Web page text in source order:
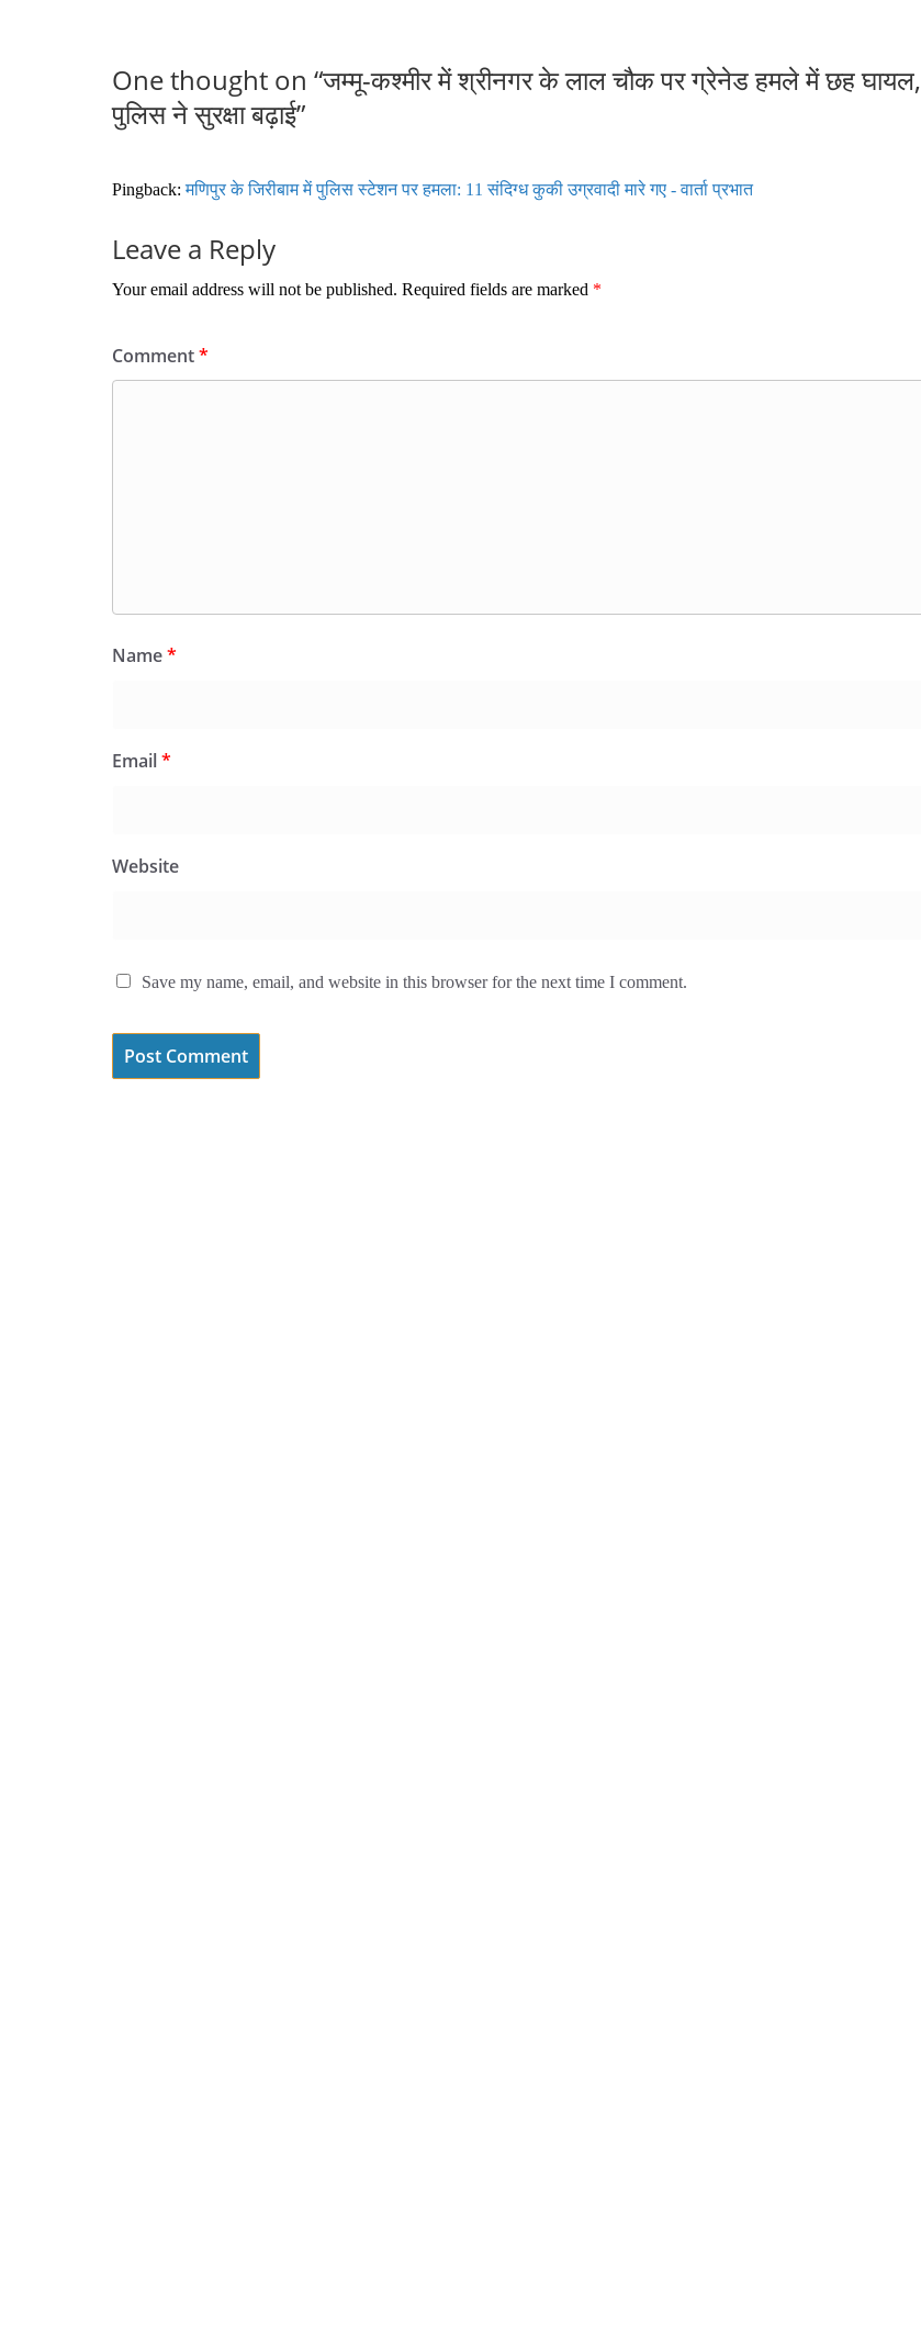
One thought on “जम्मू-कश्मीर में श्रीनगर के लाल चौक पर ग्रेनेड हमले में छह घायल,
पुलिस ने सुरक्षा बढ़ाई”
Pingback:मणिपुर के जिरीबाम में पुलिस स्टेशन पर हमला: 11 संदिग्ध कुकी उग्रवादी मारे गए - वार्ता प्रभात
Leave a Reply
Your email address will not be published. Required fields are marked *
Comment*
Name*
Email*
Website
Save my name, email, and website in this browser for the next time I comment.